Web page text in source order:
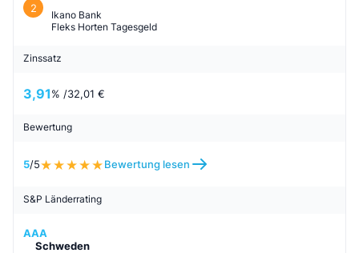
2
Ikano Bank
Fleks Horten Tagesgeld
Zinssatz
3,91% /32,01 €
Bewertung
5/5 Bewertung lesen
S&P Länderrating
AAA
Schweden